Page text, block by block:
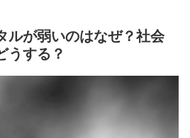
ルが弱いのはなぜ？社会
うする？